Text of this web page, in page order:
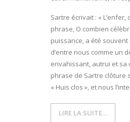
Sartre écrivait : « L’enfer,
phrase, O combien
puissance, a été
d’entre nous comme un
envahissant, autrui et
phrase de Sartre clôture
« Huis clos », et nous
LIRE LA SUITE…